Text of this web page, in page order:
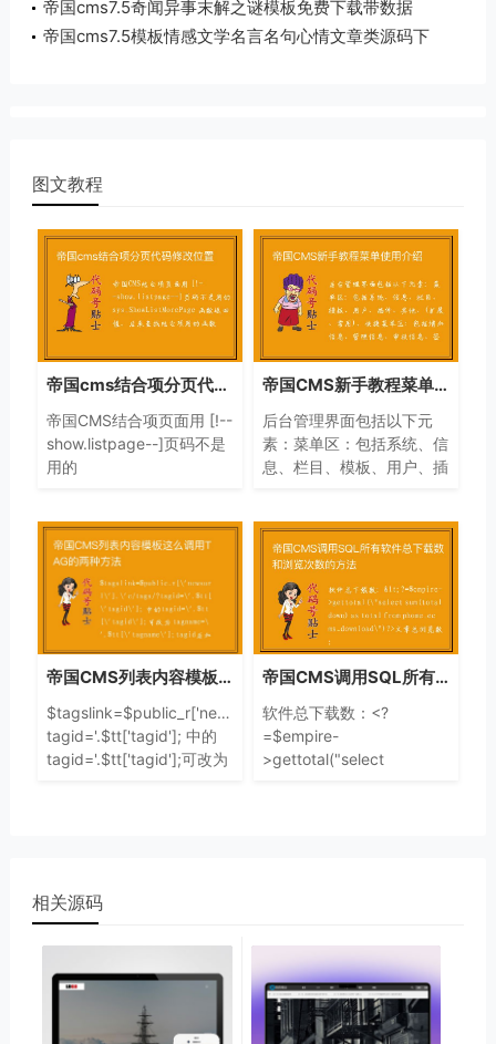
帝国cms7.5奇闻异事末解之谜模板免费下载带数据
帝国cms7.5模板情感文学名言名句心情文章类源码下
图文教程
帝国cms结合项分页代码修改位置
帝国CMS结合项页面用 [!--
show.listpage--]页码不是
用的
项用的函数
帝国CMS新手教程菜单使用介绍
后台管理界面包括以下元
素：菜单区：包括系统、信
息、栏目、模板、用户、插
息、管理信息、审核信息、
签发信息、管理评论
帝国CMS列表内容模板这么调用TAG的两种方法
$tagslink=$public_r['newsurl'].'e/tags/?
tagid='.$tt['tagid']; 中的
tagid='.$tt['tagid'];可改为
帝国CMS调用SQL所有软件总下载数和浏览次数的方法
软件总下载数：<?
=$empire-
>gettotal("select
相关源码